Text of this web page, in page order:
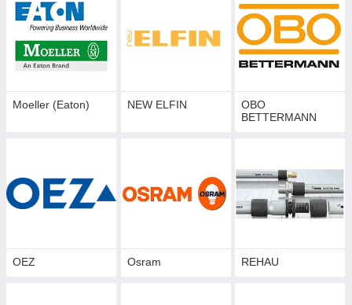
Moeller (Eaton) NEW ELFIN
OBO
BETTERMANN
OEZ Osram REHAU